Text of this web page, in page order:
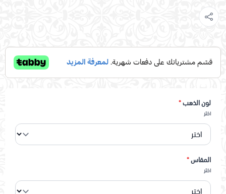
لون الذهب*
اختر
المقاس*
اختر